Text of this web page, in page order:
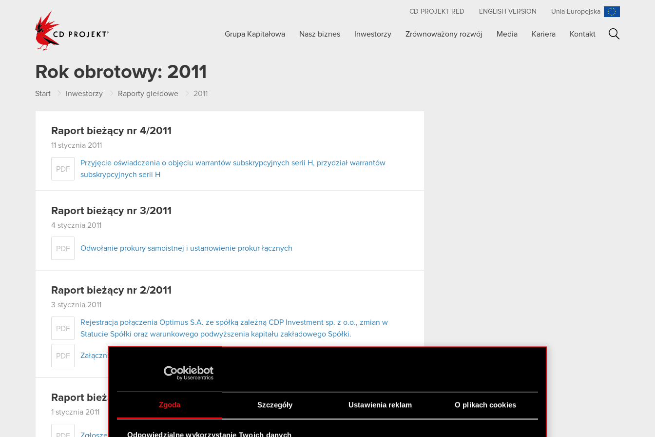
Zgoda Szczegóły Ustawienia reklam O plikach cookies
Odpowiedzialne wykorzystanie Twoich danych
CD PROJEKT RED ENGLISH VERSION Unia Europejska
Grupa Kapitałowa Nasz biznes Inwestorzy Zrównoważony rozwój Media Kariera Kontakt
Rok obrotowy: 2011
Start Inwestorzy Raporty giełdowe 2011
Raport bieżący nr 4/2011
11 stycznia 2011
PDF
Przyjęcie oświadczenia o objęciu warrantów subskrypcyjnych serii H, przydział warrantów
subskrypcyjnych serii H
Raport bieżący nr 3/2011
4 stycznia 2011
PDF Odwołanie prokury samoistnej i ustanowienie prokur łącznych
Raport bieżący nr 2/2011
3 stycznia 2011
PDF
Rejestracja połączenia Optimus S.A. ze spółką zależną CDP Investment sp. z o.o., zmian w
Statucie Spółki oraz warunkowego podwyższenia kapitału zakładowego Spółki.
PDF Załącznik
Raport bieżący nr 1/2011
1 stycznia 2011
Zgłoszenie wniosku o upadłość jednostki zależnej